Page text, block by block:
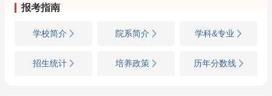
报考指南
学校简介 院系简介 学科&专业
招生统计 培养政策 历年分数线